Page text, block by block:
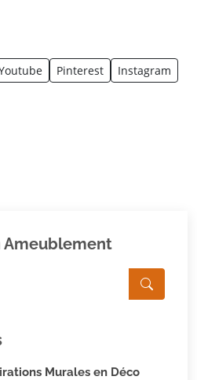
Pinterest Instagram
Ameublement
Murales en Déco